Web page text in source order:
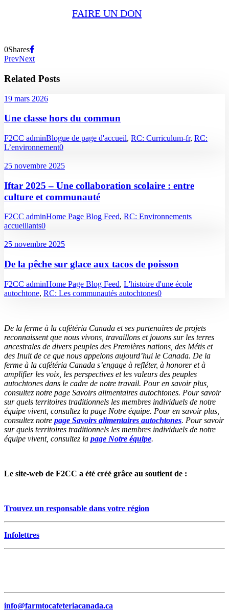
FAIRE UN DON
0Shares
PrevNext
Related Posts
19 mars 2026
Une classe hors du commun
F2CC adminBlogue de page d'accueil, RC: Curriculum-fr, RC:
L’environnement0
25 novembre 2025
Iftar 2025 – Une collaboration scolaire : entre
culture et communauté
F2CC adminHome Page Blog Feed, RC: Environnements
accueillants0
25 novembre 2025
De la pêche sur glace aux tacos de poisson
F2CC adminHome Page Blog Feed, L'histoire d'une école
autochtone, RC: Les communautés autochtones0
De la ferme à la cafétéria Canada et ses partenaires de projets
reconnaissent que nous vivons, travaillons et jouons sur les terres
ancestrales de divers peuples des Premières nations, des Métis et
des Inuit de ce que nous appelons aujourd’hui le Canada. De la
ferme à la cafétéria Canada s’engage à refléter, à honorer et à
amplifier les voix, les perspectives et les valeurs des peuples
autochtones dans le cadre de notre travail. Pour en savoir plus,
consultez notre page Savoirs alimentaires autochtones. Pour savoir
sur quels territoires traditionnels les membres individuels de notre
équipe vivent, consultez la page Notre équipe. Pour en savoir plus,
consultez notre page Savoirs alimentaires autochtones. Pour savoir
sur quels territoires traditionnels les membres individuels de notre
équipe vivent, consultez la page Notre équipe.
Le site-web de F2CC a été créé grâce au soutient de :
Trouvez un responsable dans votre région
Infolettres
info@farmtocafeteriacanada.ca